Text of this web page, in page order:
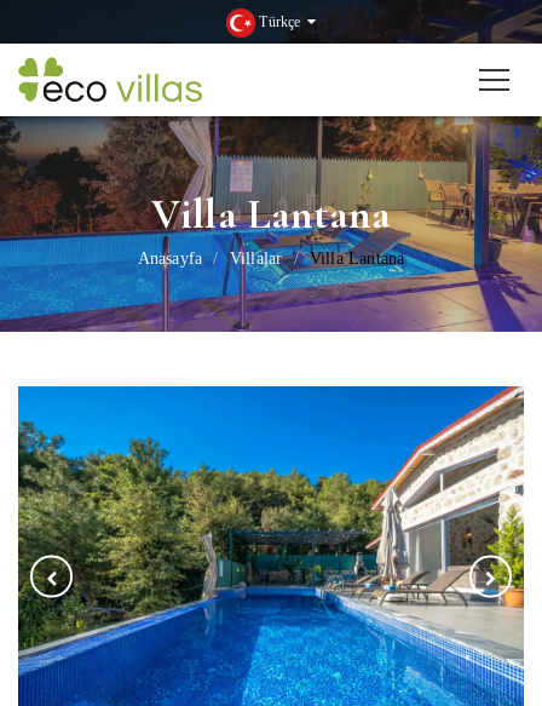
Türkçe
Villa Lantana
Anasayfa Villalar Villa Lantana